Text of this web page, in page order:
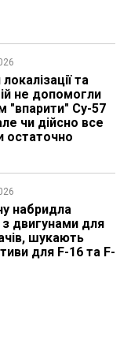
та
не допомогли
"впарити" Су-57
чи дійсно все
остаточно
набридла
з двигунами для
шукають
для F-16 та F-